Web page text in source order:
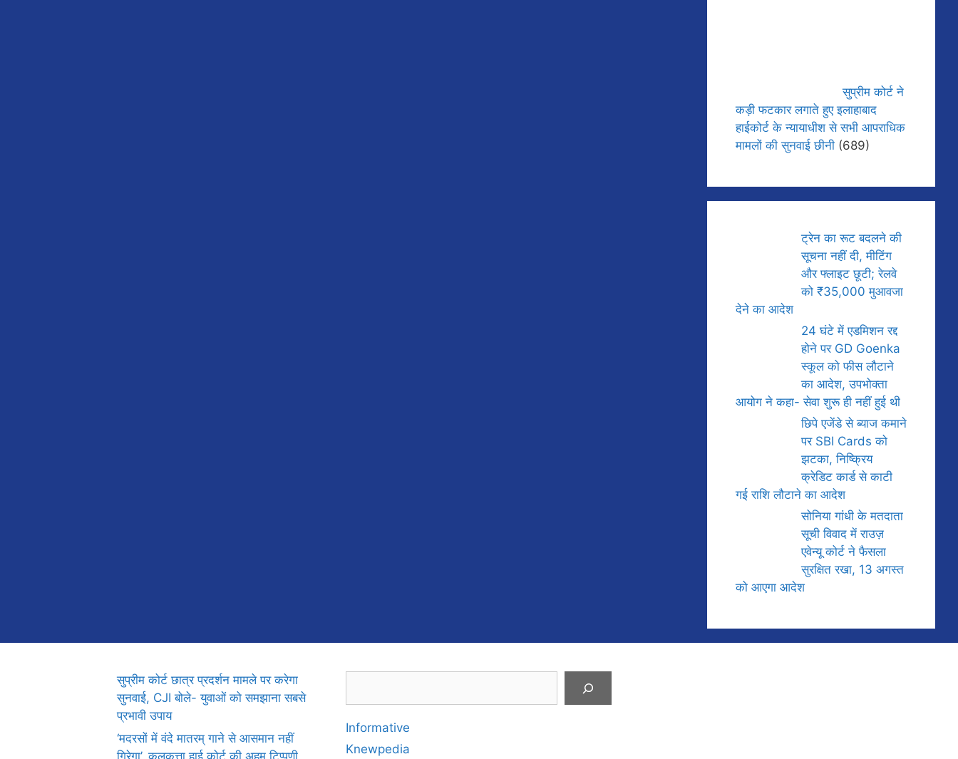
सुप्रीम कोर्ट ने
कड़ी फटकार लगाते हुए इलाहाबाद
हाईकोर्ट के न्यायाधीश से सभी आपराधिक
मामलों की सुनवाई छीनी (689)
ट्रेन का रूट बदलने की
सूचना नहीं दी, मीटिंग
और फ्लाइट छूटी; रेलवे
को ₹35,000 मुआवजा
देने का आदेश
24 घंटे में एडमिशन रद्द
होने पर GD Goenka
स्कूल को फीस लौटाने
का आदेश, उपभोक्ता
आयोग ने कहा- सेवा शुरू ही नहीं हुई थी
छिपे एजेंडे से ब्याज कमाने
पर SBI Cards को
झटका, निष्क्रिय
क्रेडिट कार्ड से काटी
गई राशि लौटाने का आदेश
सोनिया गांधी के मतदाता
सूची विवाद में राउज़
एवेन्यू कोर्ट ने फैसला
सुरक्षित रखा, 13 अगस्त
को आएगा आदेश
सुप्रीम कोर्ट छात्र प्रदर्शन मामले पर करेगा
सुनवाई, CJI बोले- युवाओं को समझाना सबसे
प्रभावी उपाय
‘मदरसों में वंदे मातरम् गाने से आसमान नहीं
Informative
Knewpedia